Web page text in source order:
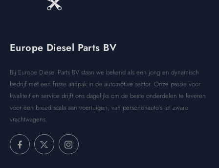
Europe Diesel Parts BV
Bij Europe Diesel Parts BV staan we bekend als een jong en dynamisch
bedrijf met een frisse aanpak in de automotive sector. Onze passie voor
kwaliteit en service drijft ons dagelijks om de beste onderdelen te leveren
voor een breed scala aan voertuigen, van personenauto’s tot zware
vrachtwagens.